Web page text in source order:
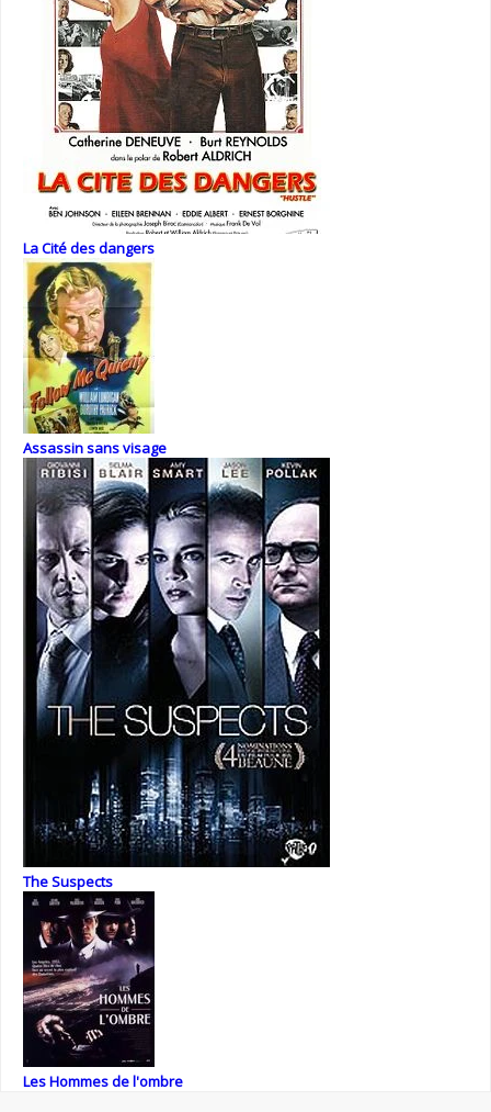
La Cité des dangers
Assassin sans visage
The Suspects
Les Hommes de l'ombre